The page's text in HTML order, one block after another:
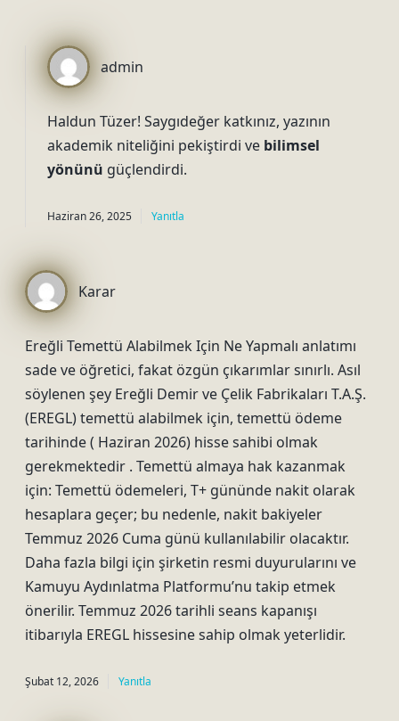
admin
Haldun Tüzer! Saygıdeğer katkınız, yazının
akademik niteliğini pekiştirdi ve bilimsel
yönünü güçlendirdi.
Haziran 26, 2025 Yanıtla
Karar
Ereğli Temettü Alabilmek Için Ne Yapmalı anlatımı
sade ve öğretici, fakat özgün çıkarımlar sınırlı. Asıl
söylenen şey Ereğli Demir ve Çelik Fabrikaları T.A.Ş.
(EREGL) temettü alabilmek için, temettü ödeme
tarihinde ( Haziran 2026) hisse sahibi olmak
gerekmektedir . Temettü almaya hak kazanmak
için: Temettü ödemeleri, T+ gününde nakit olarak
hesaplara geçer; bu nedenle, nakit bakiyeler
Temmuz 2026 Cuma günü kullanılabilir olacaktır.
Daha fazla bilgi için şirketin resmi duyurularını ve
Kamuyu Aydınlatma Platformu’nu takip etmek
önerilir. Temmuz 2026 tarihli seans kapanışı
itibarıyla EREGL hissesine sahip olmak yeterlidir.
Şubat 12, 2026 Yanıtla